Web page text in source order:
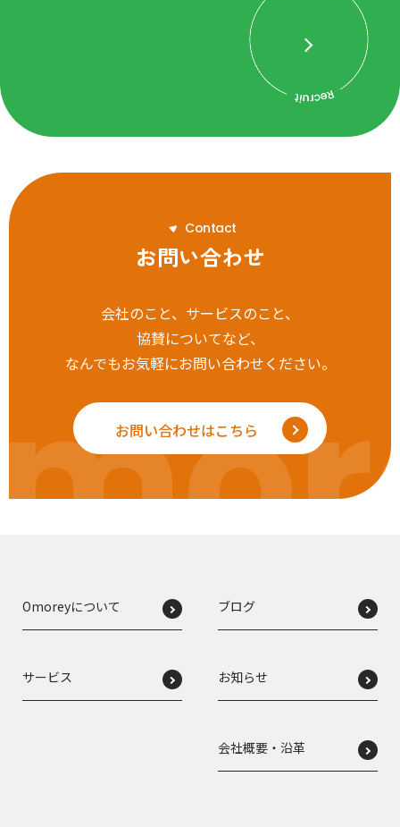
Contact
お問い合わせ
会社のこと、サービスのこと、
協賛についてなど、
なんでもお気軽にお問い合わせください。
お問い合わせはこちら
Omoreyについて
サービス
ブログ
お知らせ
会社概要・沿革